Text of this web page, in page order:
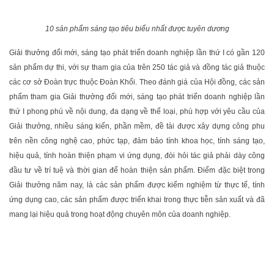
10 sản phẩm sáng tạo tiêu biểu nhất được tuyên dương
Giải thưởng đổi mới, sáng tạo phát triển doanh nghiệp lần thứ I có gần 120
sản phẩm dự thi, với sự tham gia của trên 250 tác giả và đồng tác giả thuộc
các cơ sở Đoàn trực thuộc Đoàn Khối. Theo đánh giá của Hội đồng, các sản
phẩm tham gia Giải thưởng đổi mới, sáng tạo phát triển doanh nghiệp lần
thứ I phong phú về nội dung, đa dạng về thể loại, phù hợp với yêu cầu của
Giải thưởng, nhiều sáng kiến, phần mềm, đề tài được xây dựng công phu
trên nền công nghệ cao, phức tạp, đảm bảo tính khoa học, tính sáng tạo,
hiệu quả, tính hoàn thiện phạm vi ứng dụng, đòi hỏi tác giả phải dày công
đầu tư về trí tuệ và thời gian để hoàn thiện sản phẩm. Điểm đặc biệt trong
Giải thưởng năm nay, là các sản phẩm được kiểm nghiệm từ thực tế, tính
ứng dụng cao, các sản phẩm được triển khai trong thực tiễn sản xuất và đã
mang lại hiệu quả trong hoạt động chuyên môn của doanh nghiệp.